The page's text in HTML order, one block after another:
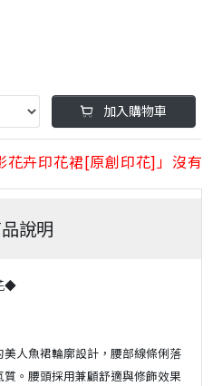
加入購物車
花卉印花裙[原創印花]」沒有
說明
◆
人魚裙輪廓設計，腰部線條俐落
。腰頭採用兼顧舒適與修飾效果